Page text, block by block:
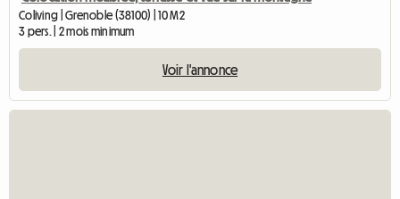
Coliving | Grenoble (38100) | 10 M2
3 pers. | 2 mois minimum
Voir l'annonce